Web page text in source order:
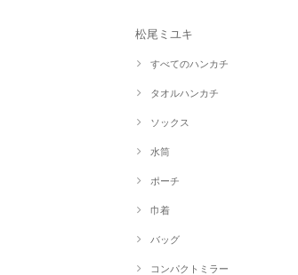
松尾ミユキ
すべてのハンカチ
タオルハンカチ
ソックス
水筒
ポーチ
巾着
バッグ
コンパクトミラー